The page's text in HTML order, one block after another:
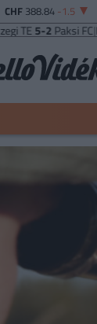
CHF 388.84 -1.5
5-2Paksi FC|